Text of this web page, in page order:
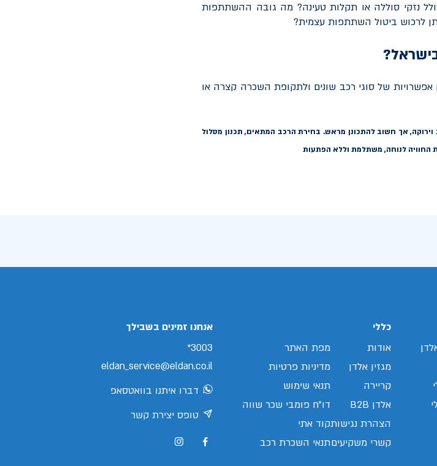
נזקי סוללה או תקלות טעינה? מה גובה ההשתתפות
לרכוש ביטול השתתפות עצמית?
אפשרויות של סוגי רכב שונים ולתקופת השכרה קצרה או
אך חשוב להתכונן מראש. בחירת הרכב המתאים, תכנון מסלול
החוויה לנוחה, משתלמת וללא הפתעות
כללי
אודות
מגזין אלדן
קריירה
אלדן B2B
הצהרת נגישות
קשרי משקיעים
מפת האתר
מדיניות פרטיות
תנאי שימוש
דו"ח פומבי שכר שווה
קוד אתי
תנאי השכרת רכב
אנחנו זמינים בשבילך
3003*
eldan_service@eldan.co.il
דברו איתנו בוואטסאפ
טופס יצירת קשר